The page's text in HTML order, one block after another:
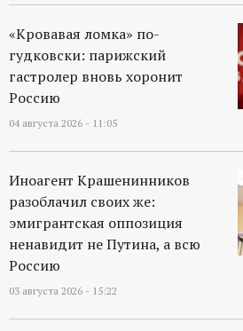
«Кровавая ломка» по-
гудковски: парижский
гастролер вновь хоронит
Россию
04 августа 2026 - 11:05
Иноагент Крашенинников
разоблачил своих же:
эмигрантская оппозиция
ненавидит не Путина, а всю
Россию
03 августа 2026 - 15:22